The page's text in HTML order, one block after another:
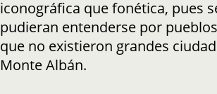
iconográfica que fonética, pues
pudieran entenderse por
que no existieron grandes
Monte Albán.